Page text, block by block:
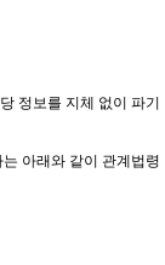
정보를 지체 없이 파기
아래와 같이 관계법령